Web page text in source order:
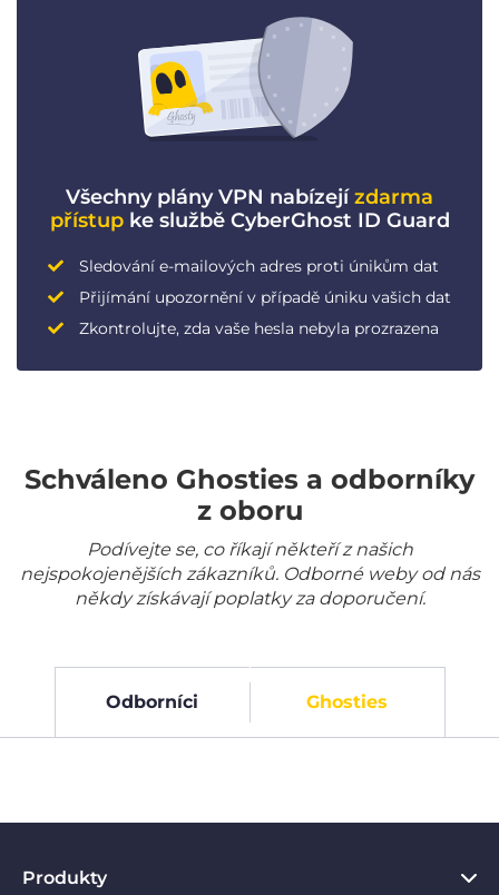
Všechny plány VPN nabízejízdarma
přístupke službě CyberGhost ID Guard
Sledování e-mailových adres proti únikům dat
Přijímání upozornění v případě úniku vašich dat
Zkontrolujte, zda vaše hesla nebyla prozrazena
Schváleno Ghosties a odborníky
z oboru
Podívejte se, co říkají někteří z našich
nejspokojenějších zákazníků. Odborné weby od nás
někdy získávají poplatky za doporučení.
Odborníci Ghosties
Produkty